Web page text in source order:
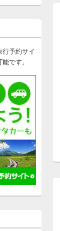
行予約サイ
です。